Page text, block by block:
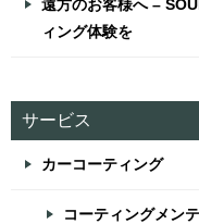
遠方のお客様へ –
ィング体験を
サービス
カーコーティング
コーティングメン